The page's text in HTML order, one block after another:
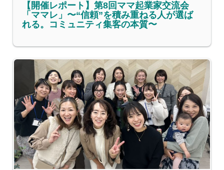
【開催レポート】第8回ママ起業家交流会
「ママレ」〜“信頼”を積み重ねる人が選ば
れる。コミュニティ集客の本質〜